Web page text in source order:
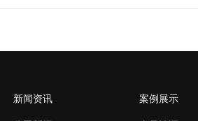
新闻资讯 案例展示